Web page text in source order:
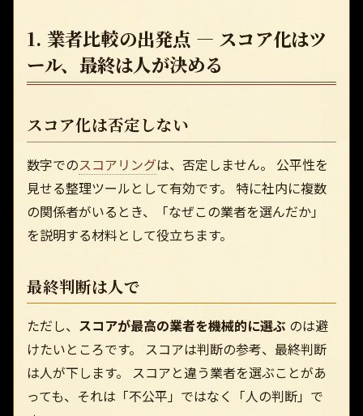
1. 業者比較の出発点 — スコア化はツ
ール、最終は人が決める
スコア化は否定しない
数字でのスコアリングは、否定しません。 公平性を
見せる整理ツールとして有効です。 特に社内に複数
の関係者がいるとき、「なぜこの業者を選んだか」
を説明する材料として役立ちます。
最終判断は人で
ただし、 スコアが最高の業者を機械的に選ぶ のは避
けたいところです。 スコアは判断の参考、最終判断
は人が下します。 スコアと違う業者を選ぶことがあ
っても、それは「不公平」ではなく「人の判断」で